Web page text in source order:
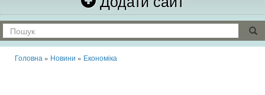
Головна » Новини » Економіка